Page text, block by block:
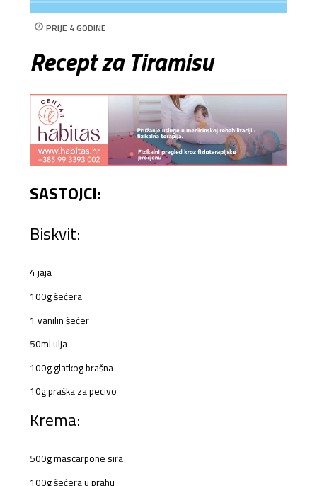
PRIJE 4 GODINE
Recept za Tiramisu
SASTOJCI:
Biskvit:
4 jaja
100g šećera
1 vanilin šećer
50ml ulja
100g glatkog brašna
10g praška za pecivo
Krema:
500g mascarpone sira
100g šećera u prahu